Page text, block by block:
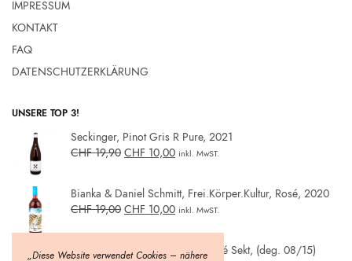
IMPRESSUM
KONTAKT
FAQ
DATENSCHUTZERKLÄRUNG
UNSERE TOP 3!
Seckinger, Pinot Gris R Pure, 2021
CHF19,90 CHF 10,00 inkl. MwST.
Bianka & Daniel Schmitt, Frei.Körper.Kultur, Rosé, 2020
CHF19,00 CHF 10,00 inkl. MwST.
Weinmanufaktur Strohmeier, Rosé Sekt, (deg. 08/15)
„Diese Website verwendet Cookies – nähere